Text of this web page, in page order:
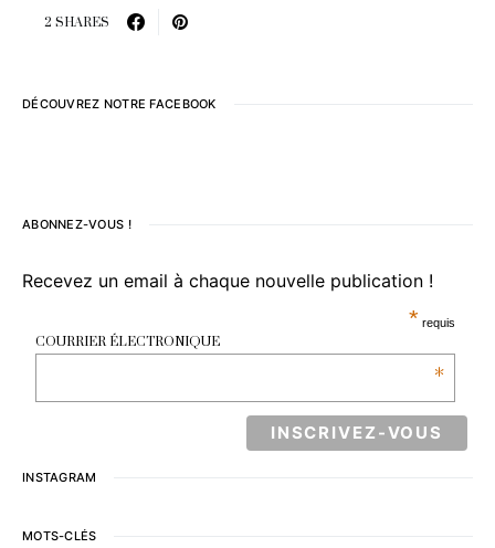
2 SHARES
DÉCOUVREZ NOTRE FACEBOOK
ABONNEZ-VOUS !
Recevez un email à chaque nouvelle publication !
* requis
COURRIER ÉLECTRONIQUE
*
INSTAGRAM
MOTS-CLÉS